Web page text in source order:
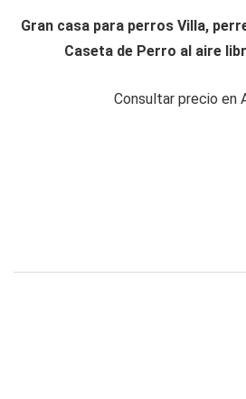
Gran casa para perros Villa,
Caseta de Perro al aire
Consultar precio en